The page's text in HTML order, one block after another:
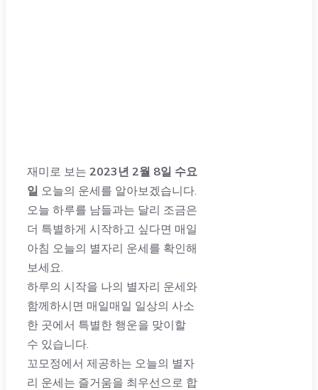
재미로 보는 2023년 2월 8일 수요
일 오늘의 운세를 알아보겠습니다.
오늘 하루를 남들과는 달리 조금은
더 특별하게 시작하고 싶다면 매일
아침 오늘의 별자리 운세를 확인해
보세요.
하루의 시작을 나의 별자리 운세와
함께하시면 매일매일 일상의 사소
한 곳에서 특별한 행운을 맞이할
수 있습니다.
꼬모정에서 제공하는 오늘의 별자
리 운세는 즐거움을 최우선으로 합